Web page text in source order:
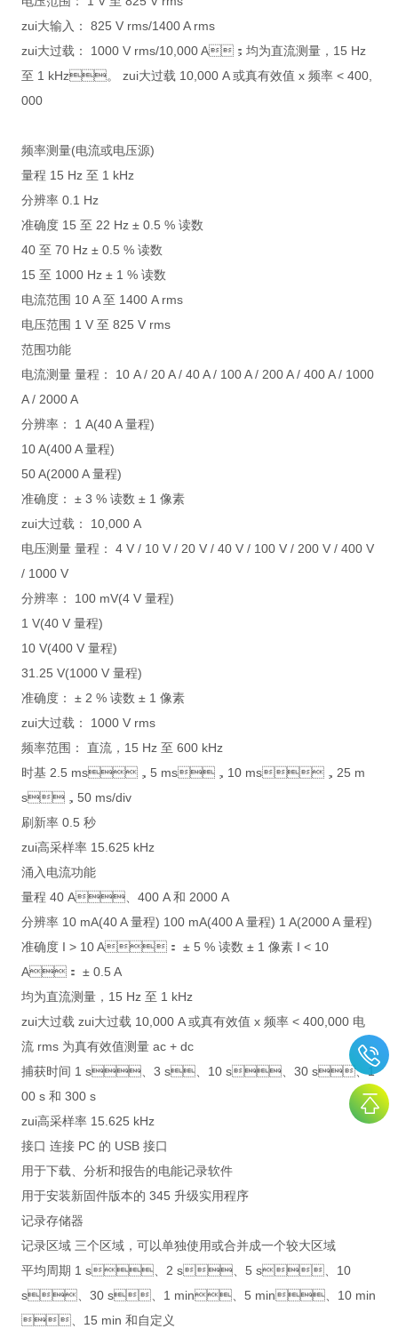
zui大输入： 825 V rms/1400 A rms
zui大过载： 1000 V rms/10,000 A；均为直流测量，15 Hz
至 1 kHz。 zui大过载 10,000 A 或真有效值 x 频率 < 400,
000
频率测量(电流或电压源)
量程 15 Hz 至 1 kHz
分辨率 0.1 Hz
准确度 15 至 22 Hz ± 0.5 % 读数
40 至 70 Hz ± 0.5 % 读数
15 至 1000 Hz ± 1 % 读数
电流范围 10 A 至 1400 A rms
电压范围 1 V 至 825 V rms
范围功能
电流测量 量程： 10 A / 20 A / 40 A / 100 A / 200 A / 400 A / 1000
A / 2000 A
分辨率： 1 A(40 A 量程)
10 A(400 A 量程)
50 A(2000 A 量程)
准确度： ± 3 % 读数 ± 1 像素
zui大过载： 10,000 A
电压测量 量程： 4 V / 10 V / 20 V / 40 V / 100 V / 200 V / 400 V
/ 1000 V
分辨率： 100 mV(4 V 量程)
1 V(40 V 量程)
10 V(400 V 量程)
31.25 V(1000 V 量程)
准确度： ± 2 % 读数 ± 1 像素
zui大过载： 1000 V rms
频率范围： 直流，15 Hz 至 600 kHz
时基 2.5 ms，5 ms，10 ms，25 m
s，50 ms/div
刷新率 0.5 秒
zui高采样率 15.625 kHz
涌入电流功能
量程 40 A、400 A 和 2000 A
分辨率 10 mA(40 A 量程) 100 mA(400 A 量程) 1 A(2000 A 量程)
准确度 I > 10 A： ± 5 % 读数 ± 1 像素 I < 10
A： ± 0.5 A
均为直流测量，15 Hz 至 1 kHz
zui大过载 zui大过载 10,000 A 或真有效值 x 频率 < 400,000 电
流 rms 为真有效值测量 ac + dc
捕获时间 1 s、3 s、10 s、30 s、1
00 s 和 300 s
zui高采样率 15.625 kHz
接口 连接 PC 的 USB 接口
用于下载、分析和报告的电能记录软件
用于安装新固件版本的 345 升级实用程序
记录存储器
记录区域 三个区域，可以单独使用或合并成一个较大区域
平均周期 1 s、2 s、5 s、10
s、30 s、1 min、5 min、10 min
、15 min 和自定义